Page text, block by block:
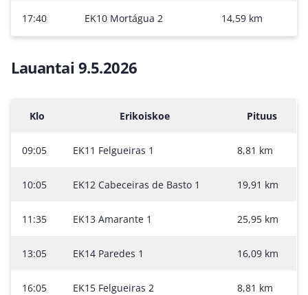
17:40 EK10 Mortágua 2 14,59 km
Lauantai 9.5.2026
Klo Erikoiskoe Pituus
09:05 EK11 Felgueiras 1 8,81 km
10:05 EK12 Cabeceiras de Basto 1 19,91 km
11:35 EK13 Amarante 1 25,95 km
13:05 EK14 Paredes 1 16,09 km
16:05 EK15 Felgueiras 2 8,81 km